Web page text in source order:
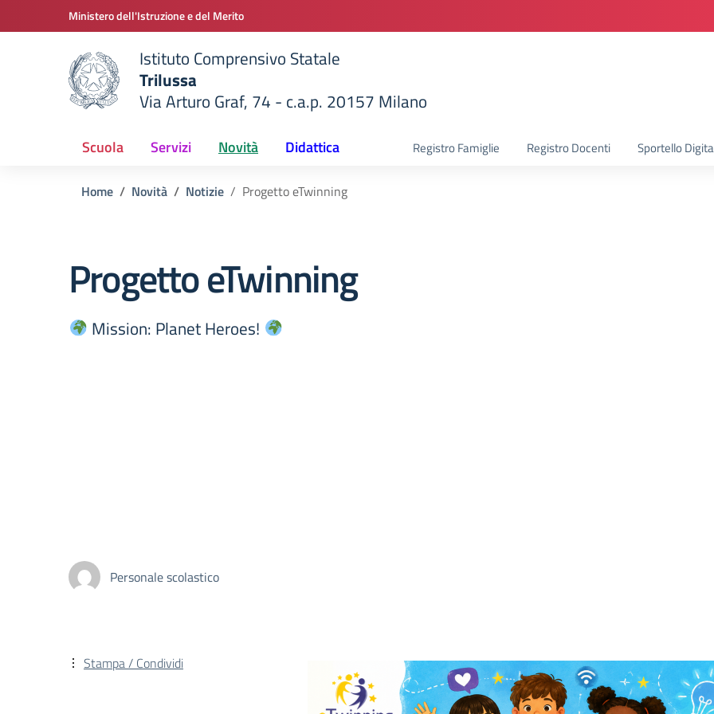
Vai ai contenuti
Vai al menu di navigazioneMinistero dell'Istruzione e del Merito
scuola
Istituto Comprensivo Statale
Trilussa
Via Arturo Graf, 74 - c.a.p. 20157 Milano
Scuola Servizi Novità Didattica Registro Famiglie Registro Docenti Sportello
Home Novità Notizie Progetto eTwinning
Progetto eTwinning
Mission: Planet Heroes!
Personale scolastico
Stampa / Condividi